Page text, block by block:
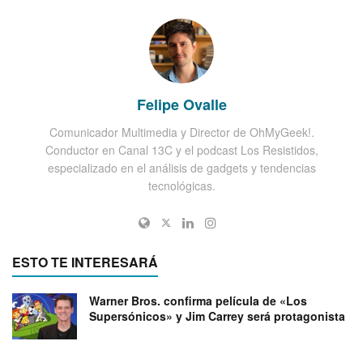
Felipe Ovalle
Comunicador Multimedia y Director de OhMyGeek!.
Conductor en Canal 13C y el podcast Los Resistidos,
especializado en el análisis de gadgets y tendencias
tecnológicas.
ESTO TE INTERESARÁ
Warner Bros. confirma película de «Los
Supersónicos» y Jim Carrey será protagonista